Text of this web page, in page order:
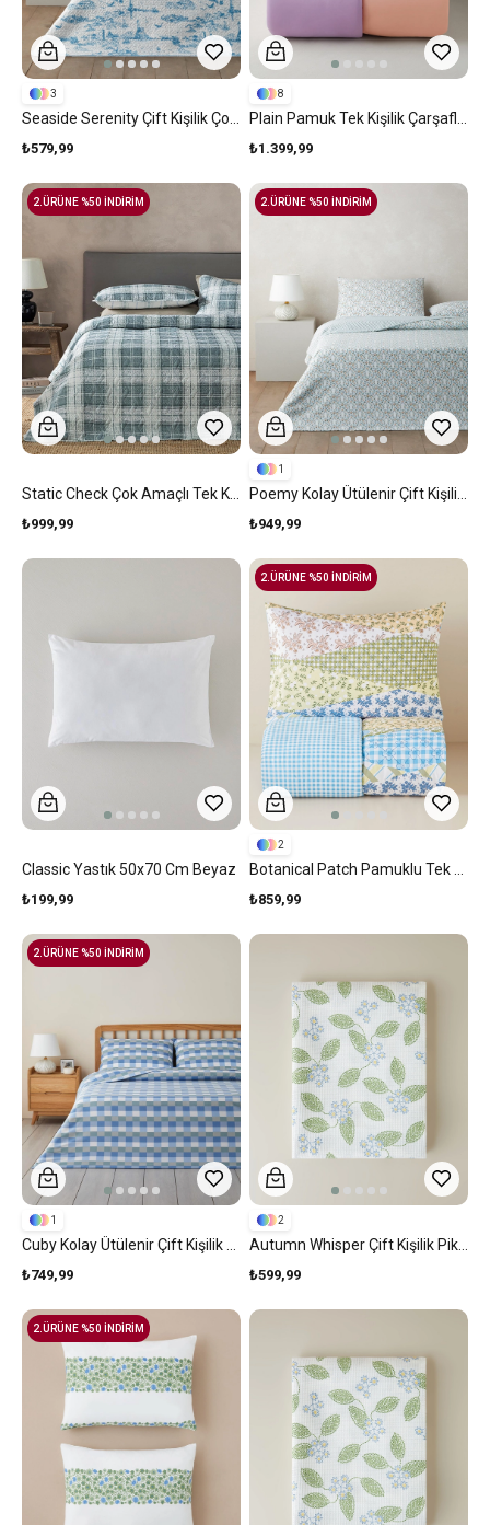
₺579,99
3
₺1.399,99
8
₺999,99
2.ÜRÜNE %50 İNDİRİM
₺949,99
1
2.ÜRÜNE %50 İNDİRİM
Classic Yastık 50x70 Cm Beyaz
₺199,99 ₺859,99
2
2.ÜRÜNE %50 İNDİRİM
₺749,99
1
2.ÜRÜNE %50 İNDİRİM
₺599,99
2
2.ÜRÜNE %50 İNDİRİM